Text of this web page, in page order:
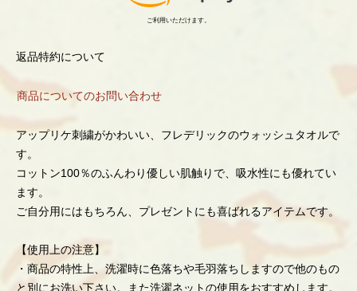
ご利用いただけます。
返品特約について
商品についてのお問い合わせ
アップリケ刺繍がかわいい、フレデリックのウォッシュタオルで
す。
コットン100％のふんわり優しい肌触りで、吸水性にも優れてい
ます。
ご自分用にはもちろん、プレゼントにも喜ばれるアイテムです。
【使用上の注意】
・商品の特性上、洗濯時に色落ちや毛羽落ちしますので他のもの
と別にお洗い下さい。また洗濯ネットの使用をおすすめします。